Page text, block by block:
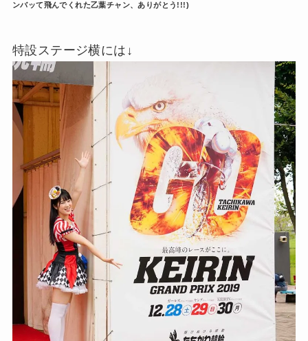
ンバッて飛んでくれた乙葉チャン、ありがとう!!!)
特設ステージ横には↓